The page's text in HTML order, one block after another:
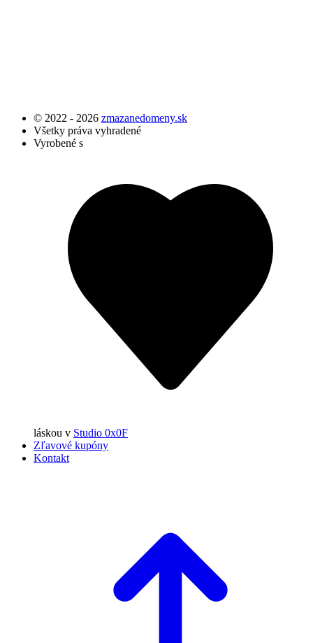
© 2022 - 2026 zmazanedomeny.sk
Všetky práva vyhradené
Vyrobené s
láskou v Studio 0x0F
Zľavové kupóny
Kontakt